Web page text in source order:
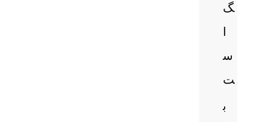
گ
ا
س
ت
ب